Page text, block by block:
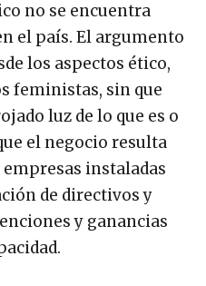
no se encuentra
el país. El argumento
los aspectos ético,
feministas, sin que
luz de lo que es o
el negocio resulta
instaladas
de directivos y
y ganancias